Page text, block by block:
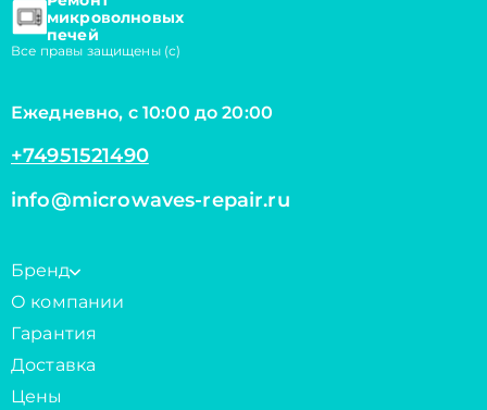
микроволновых
печей
Все правы защищены (с)
Ежедневно, с 10:00 до 20:00
+74951521490
info@microwaves-repair.ru
Бренд
О компании
Гарантия
Доставка
Цены